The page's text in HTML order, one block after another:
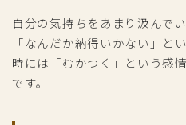
自分の気持ちをあまり汲んで
「なんだか納得いかない」と
時には「むかつく」という感
です。